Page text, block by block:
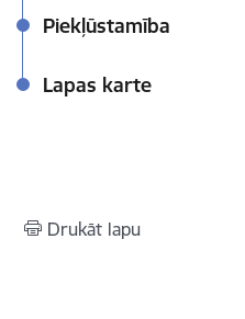
Piekļūstamība
Lapas karte
Drukāt lapu